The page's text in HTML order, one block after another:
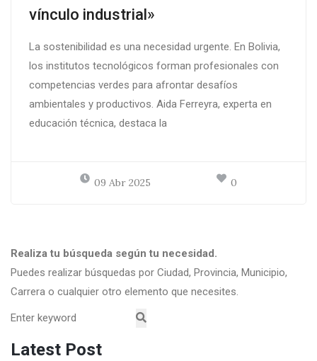
vínculo industrial»
La sostenibilidad es una necesidad urgente. En Bolivia,
los institutos tecnológicos forman profesionales con
competencias verdes para afrontar desafíos
ambientales y productivos. Aida Ferreyra, experta en
educación técnica, destaca la
09 Abr 2025 0
Realiza tu búsqueda según tu necesidad.
Puedes realizar búsquedas por Ciudad, Provincia, Municipio,
Carrera o cualquier otro elemento que necesites.
Latest Post